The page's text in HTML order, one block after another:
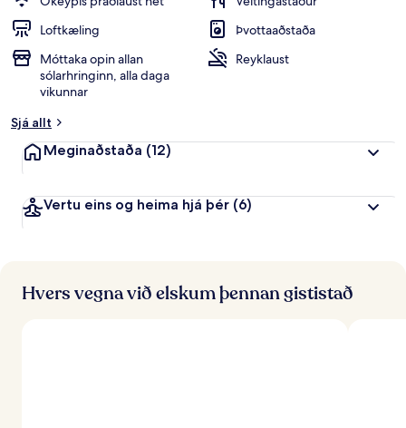
Loftkæling
Þvottaaðstaða
Móttaka opin allan
sólarhringinn, alla daga
vikunnar
Reyklaust
Sjá allt
Meginaðstaða (12)
Vertu eins og heima hjá þér (6)
Hvers vegna við elskum þennan gististað